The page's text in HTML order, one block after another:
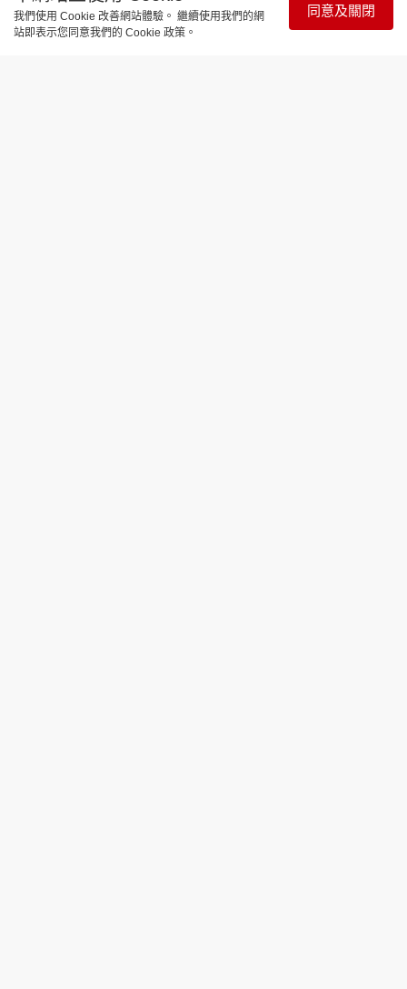
我們使用 Cookie 改善網站體驗。 繼續使用我們的網
站即表示您同意我們的 Cookie 政策。
同意及關閉